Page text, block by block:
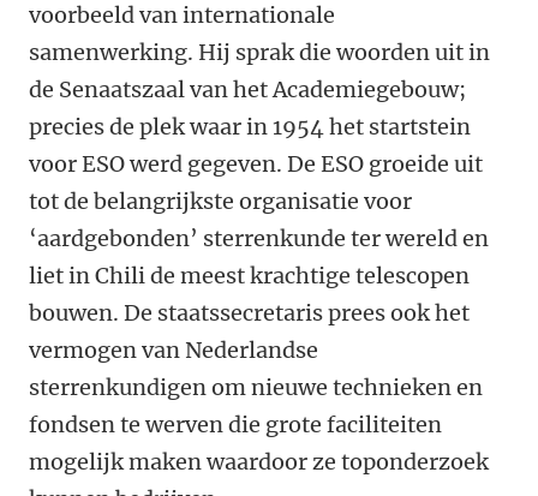
voorbeeld van internationale
samenwerking. Hij sprak die woorden uit in
de Senaatszaal van het Academiegebouw;
precies de plek waar in 1954 het startstein
voor ESO werd gegeven. De ESO groeide uit
tot de belangrijkste organisatie voor
‘aardgebonden’ sterrenkunde ter wereld en
liet in Chili de meest krachtige telescopen
bouwen. De staatssecretaris prees ook het
vermogen van Nederlandse
sterrenkundigen om nieuwe technieken en
fondsen te werven die grote faciliteiten
mogelijk maken waardoor ze toponderzoek